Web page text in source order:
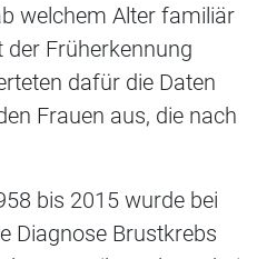
welchem Alter familiär
Früherkennung
dafür die Daten
Frauen aus, die nach
bis 2015 wurde bei
Diagnose Brustkrebs